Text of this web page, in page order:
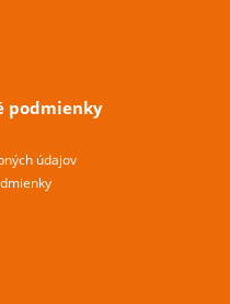
podmienky
údajov